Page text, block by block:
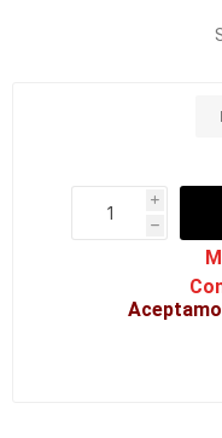
i
h
h